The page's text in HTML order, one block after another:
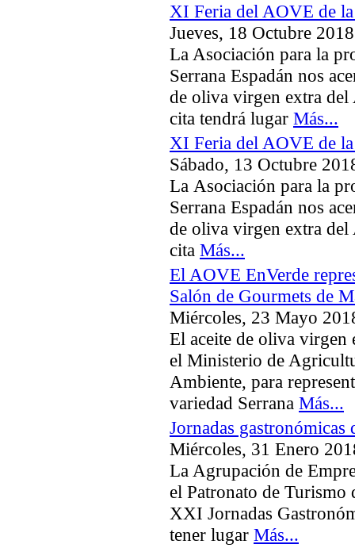
XI Feria del AOVE de
Jueves, 18 Octubre
La Asociación para la
Serrana Espadán nos
de oliva virgen extra del
cita tendrá lugar Más...
XI Feria del AOVE de
Sábado, 13 Octubre
La Asociación para la
Serrana Espadán nos
de oliva virgen extra del
cita Más...
El AOVE EnVerde
Salón de Gourmets de
Miércoles, 23 Mayo
El aceite de oliva virgen
el Ministerio de
Ambiente, para
variedad Serrana Más...
Jornadas
Miércoles, 31 Enero
La Agrupación de
el Patronato de Turismo
XXI Jornadas
tener lugar Más...